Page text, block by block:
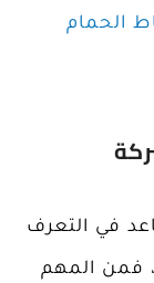
الحمام
في التعرف
فمن المهم